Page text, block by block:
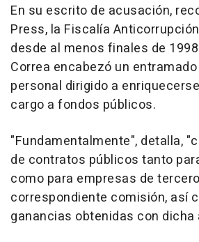
En su escrito de acusación,
Press, la Fiscalía
desde al menos finales de
Correa encabezó un
personal dirigido a
cargo a fondos públicos.
"Fundamentalmente", detalla,
de contratos públicos tanto
como para empresas de
correspondiente comisión, así
ganancias obtenidas con dicha